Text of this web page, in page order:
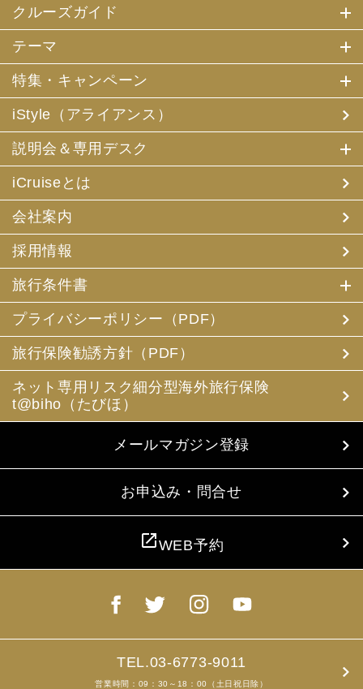
す。
個人情報について、本人確認、本人との連絡その他、採
す。
3. お客様個人情報の第三者への提供
(1) 当社は、お申込みいただいた旅行サービスの手配及び
それらのサービスの受領のための手続に必要な範囲内、ま
保険の手続き上必要な範囲内で、それら運送・宿泊機関、
保険会社等に対し、お客様の氏名、性別、年齢、住所、電
話番号またはメールアドレス、パスポート番号、クレジッ
トカード番号を電磁的方法等で送付することにより提供い
(2) 当社は、旅行先でのお客様のお買い物等の便宜のた
め、当社の保有するお客様の個人データを土産物店に提供
することがあります。この場合、お客様の氏名、パスポー
ト番号及び搭乗される航空便名等に係る個人データを、予
め電磁的方法等で送付することによって提供いたします。
お客様の旅行中の連絡先の方の個人情報をお伺いすること
があります。この個人情報は、お客様に疾病等があった場
合で連絡先の方へ連絡の必要があると当社が認めた場合に
使用させていただきます。お客様は、連絡先の方の個人情
報を当社らに提供することについて連絡先の方の同意を得
るものとします。
4. お客様個人情報の収集・利用について
当社は、お客様の個人情報を収集、利用するにあたり、以
下の取扱いをしておりますことを予めご承知おき願いま
(1) 収集目的、利用範囲をパンフレット、お申込書に明示
(2) お客様の同意がない限り、収集目的以外に使用いたし
し、同意を得ます。
(4) お客様が未成年者の場合、親権者の同意を得ます。
た、お申込のあった旅行の手配及び旅程の管理のために、
以下の当社のグループ企業とお客様情報を共有する場合が
ありますが、厳重に管理・保管いたします。
クルーズガイド
テーマ
特集・キャンペーン
iStyle（アライアンス）
説明会＆専用デスク
iCruiseとは
会社案内
採用情報
旅行条件書
プライバシーポリシー（PDF）
旅行保険勧誘方針（PDF）
ネット専用リスク細分型海外旅行保険
t@biho（たびほ）
メールマガジン登録
お申込み・問合せ
open_in_newWEB予約
TEL.03-6773-9011
営業時間：09：30～18：00（土日祝日除）